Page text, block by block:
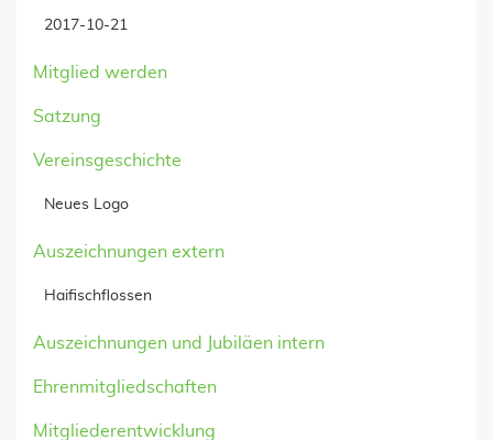
2017-10-21
Mitglied werden
Satzung
Vereinsgeschichte
Neues Logo
Auszeichnungen extern
Haifischflossen
Auszeichnungen und Jubiläen intern
Ehrenmitgliedschaften
Mitgliederentwicklung